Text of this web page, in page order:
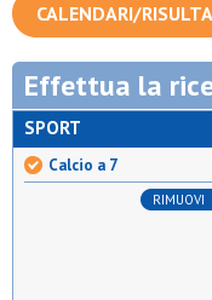
CALENDARI/
Effettua la
SPORT
Calcio a 7
RIMUOVI